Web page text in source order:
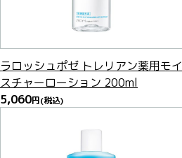
ラロッシュポゼ トレリアン薬用モイ
スチャーローション 200ml
5,060円(税込)